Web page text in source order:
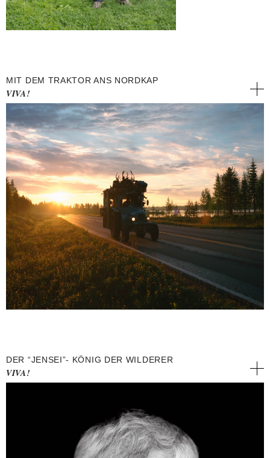
MIT DEM TRAKTOR ANS NORDKAP
VIVA!
DER “JENSEI”- KÖNIG DER WILDERER
VIVA!